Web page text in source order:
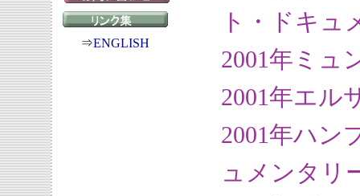
⇒ENGLISH
ト・ドキュ
2001年ミュ
2001年エル
2001年ハ
ュメンタリ